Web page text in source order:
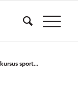
sport...